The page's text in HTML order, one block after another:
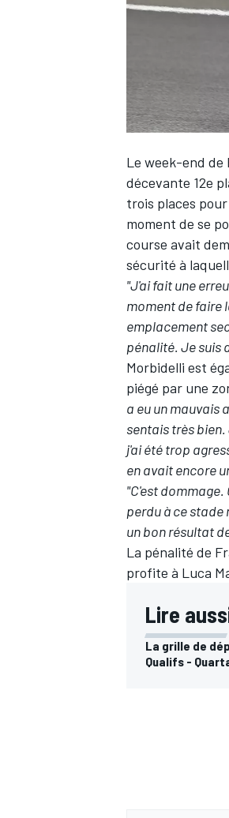
Le week-end de
décevante 12e
trois places
moment de se
course avait
sécurité à
"J'ai fait une
moment de faire
emplacement
pénalité. Je suis
Morbidelli est
piégé par une
a eu un mauvais
sentais très
j'ai été trop
en avait encore
"C'est dommage.
perdu à ce stade
un bon résultat
La pénalité de
profite à Luca
Lire
La grille de
Qualifs -